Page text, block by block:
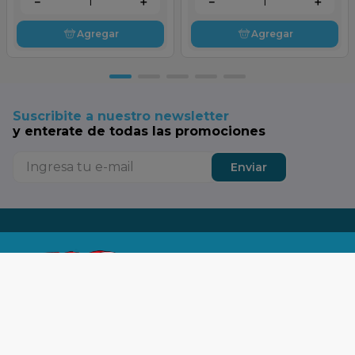
Agregar Agregar
Suscribite a nuestro newsletter
y enterate de todas las promociones
Enviar